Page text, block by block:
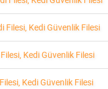
Filesi, Kedi Güvenlik Filesi
Kedi Güvenlik Filesi
Kedi Güvenlik Filesi